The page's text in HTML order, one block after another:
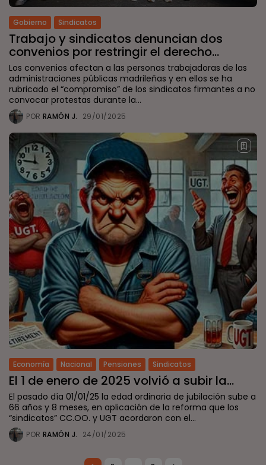
Gobierno Sindicatos
Trabajo y sindicatos denuncian dos
convenios por restringir el derecho...
Los convenios afectan a las personas trabajadoras de las
administraciones públicas madrileñas y en ellos se ha
rubricado el “compromiso” de los sindicatos firmantes a no
convocar protestas durante la...
POR RAMÓN J. 29/01/2025
Economía Nacional Pensiones Sindicatos
El 1 de enero de 2025 volvió a subir la...
El pasado día 01/01/25 la edad ordinaria de jubilación sube a
66 años y 8 meses, en aplicación de la reforma que los
“sindicatos” CC.OO. y UGT acordaron con el...
POR RAMÓN J. 24/01/2025